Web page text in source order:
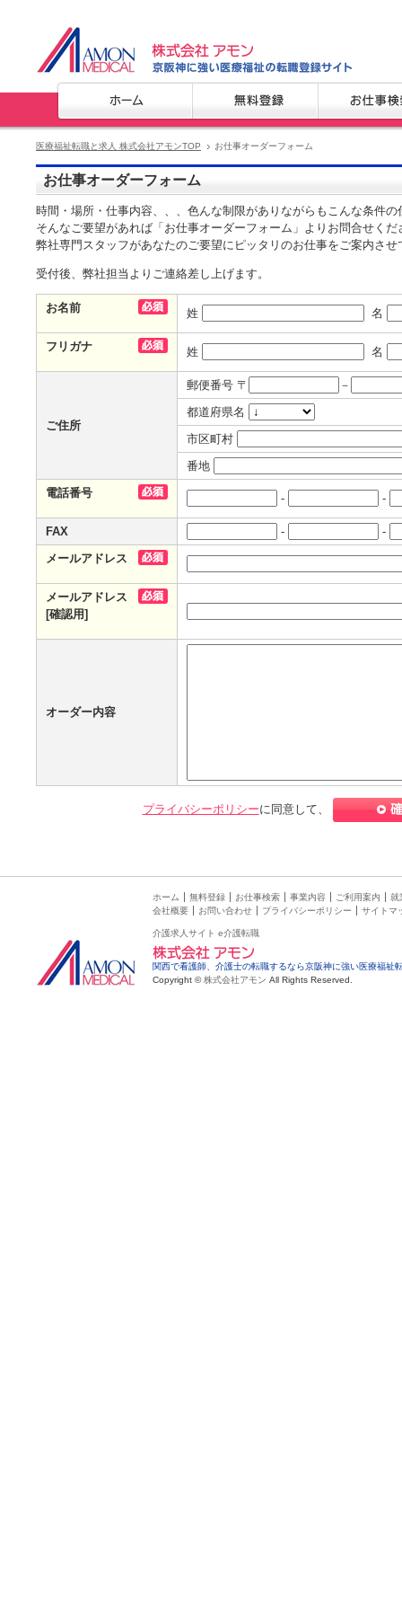
医療福祉転職と求人 株式会社アモンTOP お仕事オーダーフォーム
お仕事オーダーフォーム
時間・場所・仕事内容、、、色んな制限がありながらもこんな条件
そんなご要望があれば「お仕事オーダーフォーム」よりお問合せくだ
弊社専門スタッフがあなたのご要望にピッタリのお仕事をご案内させ
受付後、弊社担当よりご連絡差し上げます。
お名前 姓 名
フリガナ 姓 名
ご住所
郵便番号 〒
－
都道府県名
市区町村
番地
電話番号
- -
FAX -
-
メールアドレス
メールアドレス
[確認用]
オーダー内容
プライバシーポリシーに同意して、
ホーム 無料登録 お仕事検索 事業内容 ご利用案内
就
会社概要
お問い合わせ プライバシーポリシー サイトマ
介護求人サイト e介護転職
関西で看護師、介護士の転職するなら京阪神に強い医療福祉
Copyright ©株式会社アモン All Rights Reserved.